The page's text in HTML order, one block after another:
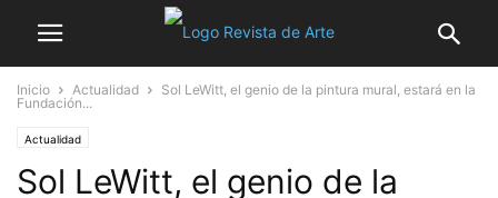
Inicio Actualidad
Sol LeWitt, el genio de la pintura mural, estará en la
Fundación...
Actualidad
Sol LeWitt, el genio de la